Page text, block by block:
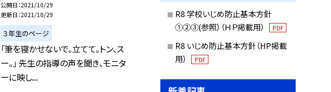
公開日 2021/10/29
更新日 2021/10/29
３年生のページ
「筆を寝かせないで。立てて。トン、ス
ー。」 先生の指導の声を聞き、モニタ
ーに映し...
R8 学校いじめ防止基本方針
①②③(参照）（ＨＰ掲載用）
PDF
R8 いじめ防止基本方針（HP掲載
用）
PDF